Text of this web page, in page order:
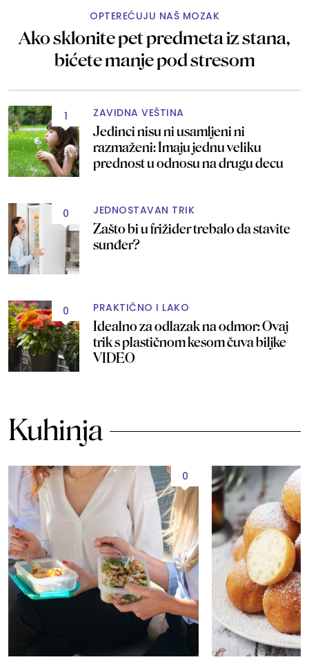
OPTEREĆUJU NAŠ MOZAK
Ako sklonite pet predmeta iz stana,
bićete manje pod stresom
1 ZAVIDNA VEŠTINA
Jedinci nisu ni usamljeni ni
razmaženi: Imaju jednu veliku
prednost u odnosu na drugu decu
0 JEDNOSTAVAN TRIK
Zašto bi u frižider trebalo da stavite
sunđer?
0 PRAKTIČNO I LAKO
Idealno za odlazak na odmor: Ovaj
trik s plastičnom kesom čuva biljke
VIDEO
Kuhinja
0